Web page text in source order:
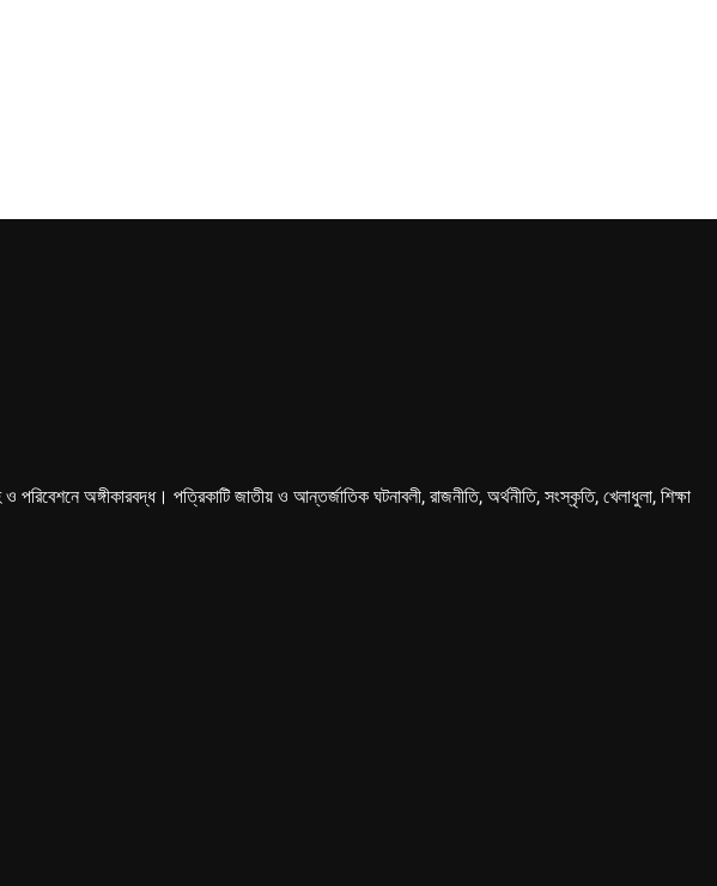
অঙ্গীকারবদ্ধ। পত্রিকাটি জাতীয় ও আন্তর্জাতিক ঘটনাবলী, রাজনীতি, অর্থনীতি, সংস্কৃতি, খেলাধুলা, শিক্ষা